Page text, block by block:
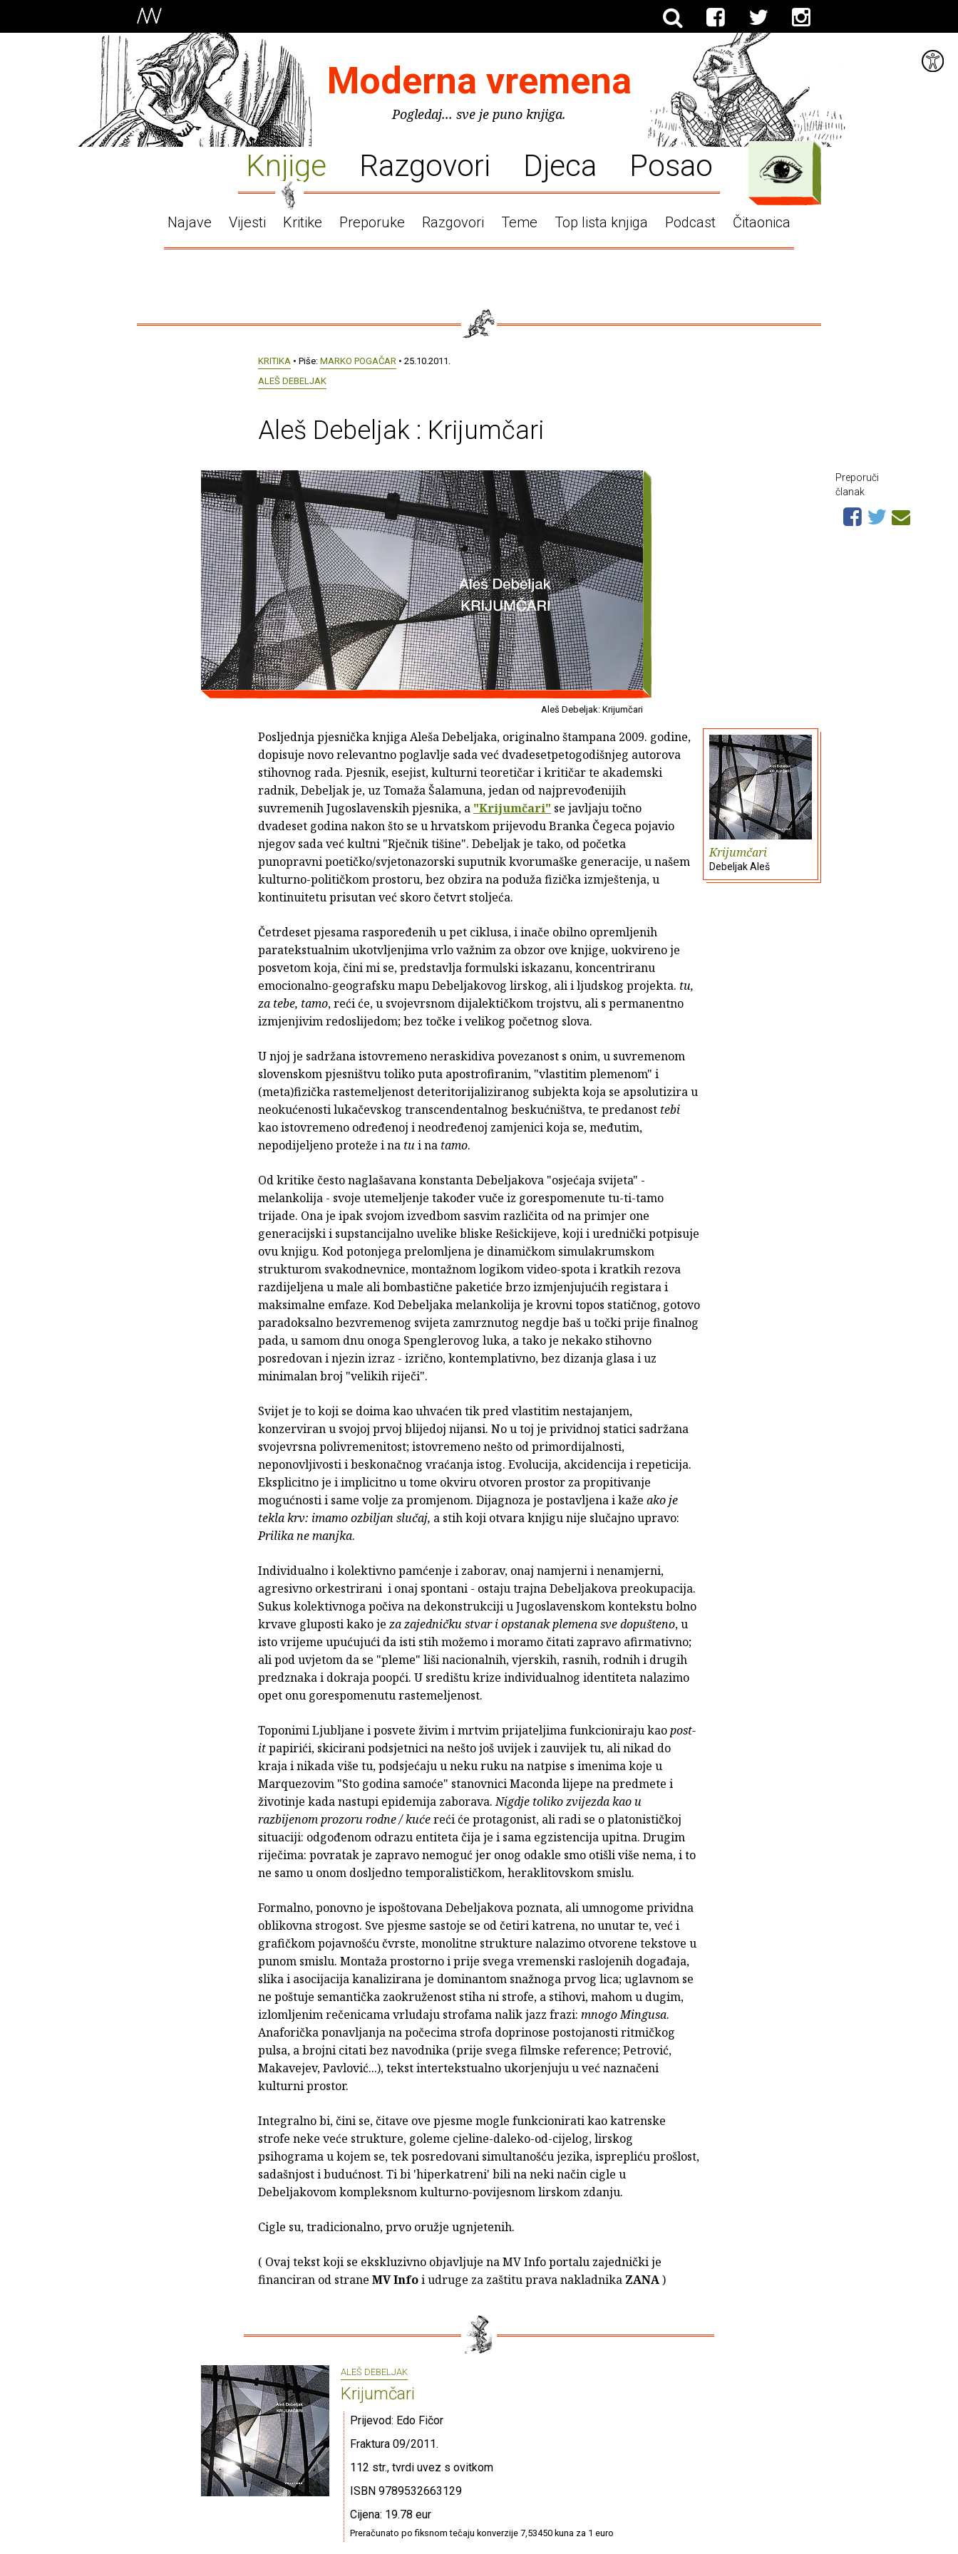
Moderna vremena
Pogledaj... sve je puno knjiga.
Knjige Razgovori Djeca Posao
Najave Vijesti Kritike Preporuke Razgovori Teme Top lista knjiga Podcast Čitaonica
KRITIKA • Piše: MARKO POGAČAR • 25.10.2011.
ALEŠ DEBELJAK
Aleš Debeljak : Krijumčari
Aleš Debeljak: Krijumčari
Krijumčari
Debeljak Aleš
Posljednja pjesnička knjiga Aleša Debeljaka, originalno štampana 2009. godine,
dopisuje novo relevantno poglavlje sada već dvadesetpetogodišnjeg autorova
stihovnog rada. Pjesnik, esejist, kulturni teoretičar i kritičar te akademski
radnik, Debeljak je, uz Tomaža Šalamuna, jedan od najprevođenijih
suvremenih Jugoslavenskih pjesnika, a "Krijumčari" se javljaju točno
dvadeset godina nakon što se u hrvatskom prijevodu Branka Čegeca pojavio
njegov sada već kultni "Rječnik tišine". Debeljak je tako, od početka
punopravni poetičko/svjetonazorski suputnik kvorumaške generacije, u našem
kulturno-političkom prostoru, bez obzira na poduža fizička izmještenja, u
kontinuitetu prisutan već skoro četvrt stoljeća.
Četrdeset pjesama raspoređenih u pet ciklusa, i inače obilno opremljenih
paratekstualnim ukotvljenjima vrlo važnim za obzor ove knjige, uokvireno je
posvetom koja, čini mi se, predstavlja formulski iskazanu, koncentriranu
emocionalno-geografsku mapu Debeljakovog lirskog, ali i ljudskog projekta. tu,
za tebe, tamo, reći će, u svojevrsnom dijalektičkom trojstvu, ali s permanentno
izmjenjivim redoslijedom; bez točke i velikog početnog slova.
U njoj je sadržana istovremeno neraskidiva povezanost s onim, u suvremenom
slovenskom pjesništvu toliko puta apostrofiranim, "vlastitim plemenom" i
(meta)fizička rastemeljenost deteritorijaliziranog subjekta koja se apsolutizira u
neokućenosti lukačevskog transcendentalnog beskućništva, te predanost tebi
kao istovremeno određenoj i neodređenoj zamjenici koja se, međutim,
nepodijeljeno proteže i na tui na tamo.
Od kritike često naglašavana konstanta Debeljakova "osjećaja svijeta" -
melankolija - svoje utemeljenje također vuče iz gorespomenute tu-ti-tamo
trijade. Ona je ipak svojom izvedbom sasvim različita od na primjer one
generacijski i supstancijalno uvelike bliske Rešickijeve, koji i urednički potpisuje
ovu knjigu. Kod potonjega prelomljena je dinamičkom simulakrumskom
strukturom svakodnevnice, montažnom logikom video-spota i kratkih rezova
razdijeljena u male ali bombastične paketiće brzo izmjenjujućih registara i
maksimalne emfaze. Kod Debeljaka melankolija je krovni topos statičnog, gotovo
paradoksalno bezvremenog svijeta zamrznutog negdje baš u točki prije finalnog
pada, u samom dnu onoga Spenglerovog luka, a tako je nekako stihovno
posredovan i njezin izraz - izrično, kontemplativno, bez dizanja glasa i uz
minimalan broj "velikih riječi".
Svijet je to koji se doima kao uhvaćen tik pred vlastitim nestajanjem,
konzerviran u svojoj prvoj blijedoj nijansi. No u toj je prividnoj statici sadržana
svojevrsna polivremenitost; istovremeno nešto od primordijalnosti,
neponovljivosti i beskonačnog vraćanja istog. Evolucija, akcidencija i repeticija.
Eksplicitno je i implicitno u tome okviru otvoren prostor za propitivanje
mogućnosti i same volje za promjenom. Dijagnoza je postavljena i kaže ako je
tekla krv: imamo ozbiljan slučaj, a stih koji otvara knjigu nije slučajno upravo:
Prilika ne manjka.
Individualno i kolektivno pamćenje i zaborav, onaj namjerni i nenamjerni,
agresivno orkestrirani i onaj spontani - ostaju trajna Debeljakova preokupacija.
Sukus kolektivnoga počiva na dekonstrukciji u Jugoslavenskom kontekstu bolno
krvave gluposti kako je za zajedničku stvar i opstanak plemena sve dopušteno, u
isto vrijeme upućujući da isti stih možemo i moramo čitati zapravo afirmativno;
ali pod uvjetom da se "pleme" liši nacionalnih, vjerskih, rasnih, rodnih i drugih
predznaka i dokraja poopći. U središtu krize individualnog identiteta nalazimo
opet onu gorespomenutu rastemeljenost.
Toponimi Ljubljane i posvete živim i mrtvim prijateljima funkcioniraju kaopost-
itpapirići, skicirani podsjetnici na nešto još uvijek i zauvijek tu, ali nikad do
kraja i nikada više tu, podsjećaju u neku ruku na natpise s imenima koje u
Marquezovim "Sto godina samoće" stanovnici Maconda lijepe na predmete i
životinje kada nastupi epidemija zaborava.Nigdje toliko zvijezda kao u
razbijenom prozoru rodne / kućereći će protagonist, ali radi se o platonističkoj
situaciji: odgođenom odrazu entiteta čija je i sama egzistencija upitna. Drugim
riječima: povratak je zapravo nemoguć jer onog odakle smo otišli više nema, i to
ne samo u onom dosljedno temporalističkom, heraklitovskom smislu.
Formalno, ponovno je ispoštovana Debeljakova poznata, ali umnogome prividna
oblikovna strogost. Sve pjesme sastoje se od četiri katrena, no unutar te, već i
grafičkom pojavnošću čvrste, monolitne strukture nalazimo otvorene tekstove u
punom smislu. Montaža prostorno i prije svega vremenski raslojenih događaja,
slika i asocijacija kanalizirana je dominantom snažnoga prvog lica; uglavnom se
ne poštuje semantička zaokruženost stiha ni strofe, a stihovi, mahom u dugim,
izlomljenim rečenicama vrludaju strofama nalik jazz frazi: mnogo Mingusa.
Anaforička ponavljanja na počecima strofa doprinose postojanosti ritmičkog
pulsa, a brojni citati bez navodnika (prije svega filmske reference; Petrović,
Makavejev, Pavlović...), tekst intertekstualno ukorjenjuju u već naznačeni
kulturni prostor.
Integralno bi, čini se, čitave ove pjesme mogle funkcionirati kao katrenske
strofe neke veće strukture, goleme cjeline-daleko-od-cijelog, lirskog
psihograma u kojem se, tek posredovani simultanošću jezika, isprepliću prošlost,
sadašnjost i budućnost. Ti bi 'hiperkatreni' bili na neki način cigle u
Debeljakovom kompleksnom kulturno-povijesnom lirskom zdanju.
Cigle su, tradicionalno, prvo oružje ugnjetenih.
( Ovaj tekst koji se ekskluzivno objavljuje na MV Info portalu zajednički je
financiran od strane MV Infoi udruge za zaštitu prava nakladnika ZANA)
ALEŠ DEBELJAK
Krijumčari
Prijevod: Edo Fičor
Fraktura 09/2011.
112 str., tvrdi uvez s ovitkom
ISBN 9789532663129
Cijena: 19.78 eur
Preračunato po fiksnom tečaju konverzije 7,53450 kuna za 1 euro
Preporuči
članak